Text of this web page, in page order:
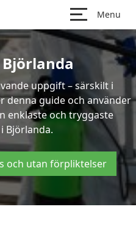
Menu
uppgift – särskilt i
denna guide och använder
enklaste och tryggaste
Björlanda.
och utan förpliktelser